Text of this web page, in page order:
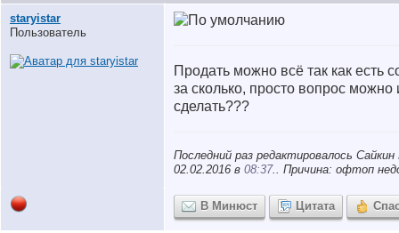
staryistar
Пользователь
Продать можно всё так как есть
за сколько, просто вопрос можно
сделать???
Последний раз редактировалось
02.02.2016 в 08:37.. Причина: офтоп
В Минюст Цитата